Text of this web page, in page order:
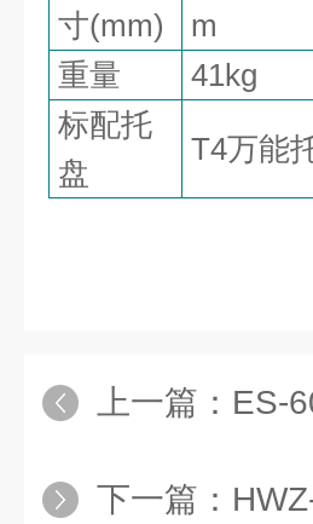
寸(mm)
m
重量
41kg
标配托
盘
T4万能
上一篇： ES-
下一篇：